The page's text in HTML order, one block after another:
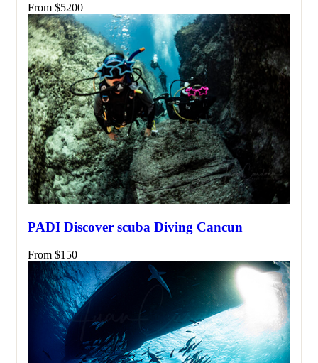
From $5200
PADI Discover scuba Diving Cancun
From $150